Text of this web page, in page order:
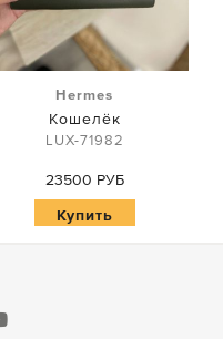
Hermes
Кошелёк
LUX-71982
23500 РУБ
Купить